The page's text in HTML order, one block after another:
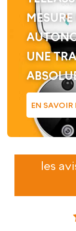
UNE
EN SAVOIR
les